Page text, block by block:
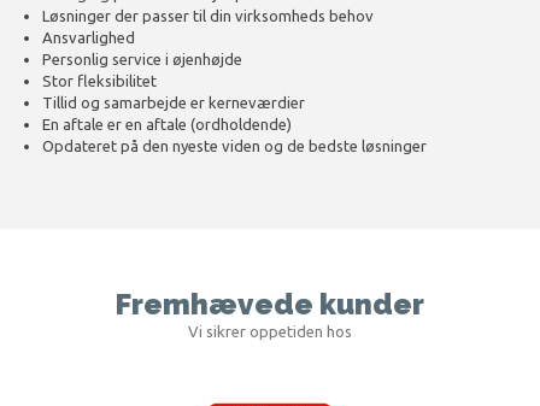
Løsninger der passer til din virksomheds behov
Ansvarlighed
Personlig service i øjenhøjde
Stor fleksibilitet
Tillid og samarbejde er kerneværdier
En aftale er en aftale (ordholdende)
Opdateret på den nyeste viden og de bedste løsninger
Fremhævede kunder
Vi sikrer oppetiden hos